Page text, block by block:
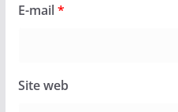
E-mail*
Site web